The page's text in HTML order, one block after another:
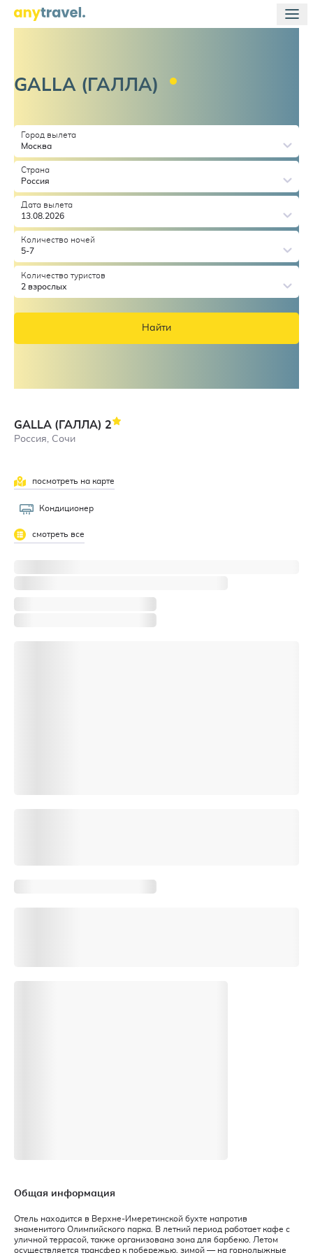
GALLA (ГАЛЛА)
Город вылета
Москва
Страна
Россия
Дата вылета
13.08.2026
Количество ночей
5-7
Количество туристов
2 взрослых
Найти
GALLA (ГАЛЛА) 2
Россия, Сочи
посмотреть на карте
Кондиционер
смотреть все
Общая информация
Отель находится в Верхне-Имеретинской бухте напротив
знаменитого Олимпийского парка. В летний период работает кафе с
уличной террасой, также организована зона для барбекю. Летом
осуществляется трансфер к побережью, зимой — на горнолыжные